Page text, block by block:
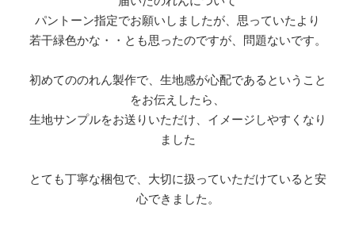
パントーン指定でお願いしましたが、思っていたより
若干緑色かな・・とも思ったのですが、問題ないです。
初めてののれん製作で、生地感が心配であるということ
をお伝えしたら、
生地サンプルをお送りいただけ、イメージしやすくなり
ました
とても丁寧な梱包で、大切に扱っていただけていると安
心できました。